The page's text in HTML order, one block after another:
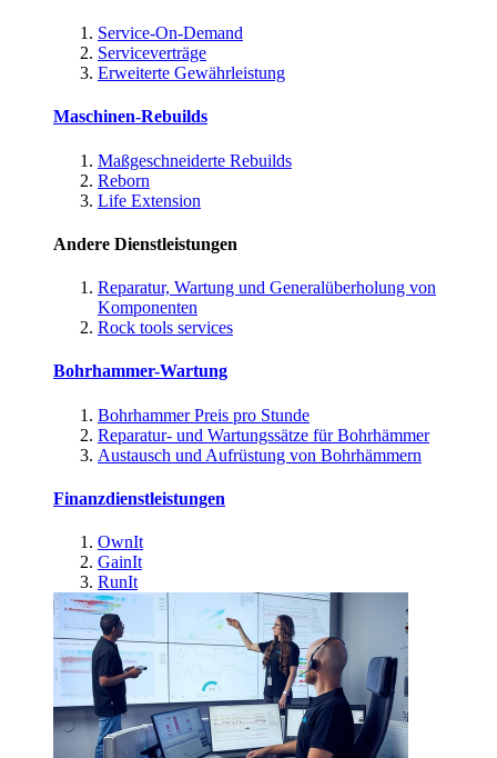
Service-On-Demand
Serviceverträge
Erweiterte Gewährleistung
Maschinen-Rebuilds
Maßgeschneiderte Rebuilds
Reborn
Life Extension
Andere Dienstleistungen
Reparatur, Wartung und Generalüberholung von
Komponenten
Rock tools services
Bohrhammer-Wartung
Bohrhammer Preis pro Stunde
Reparatur- und Wartungssätze für Bohrhämmer
Austausch und Aufrüstung von Bohrhämmern
Finanzdienstleistungen
OwnIt
GainIt
RunIt